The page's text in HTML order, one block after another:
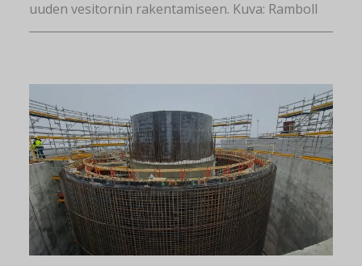
uuden vesitornin rakentamiseen. Kuva: Ramboll